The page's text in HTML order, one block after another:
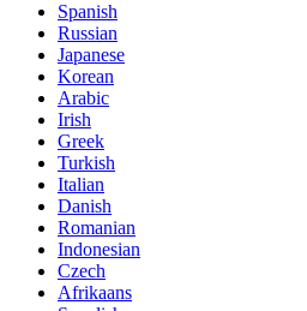
Spanish
Russian
Japanese
Korean
Arabic
Irish
Greek
Turkish
Italian
Danish
Romanian
Indonesian
Czech
Afrikaans